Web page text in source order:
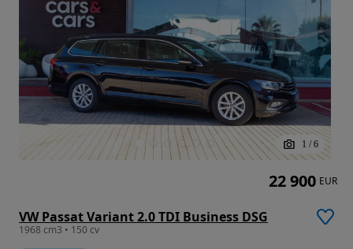
1 / 6
VW Passat Variant 2.0 TDI Business DSG
1968 cm3 • 150 cv
22 900 EUR